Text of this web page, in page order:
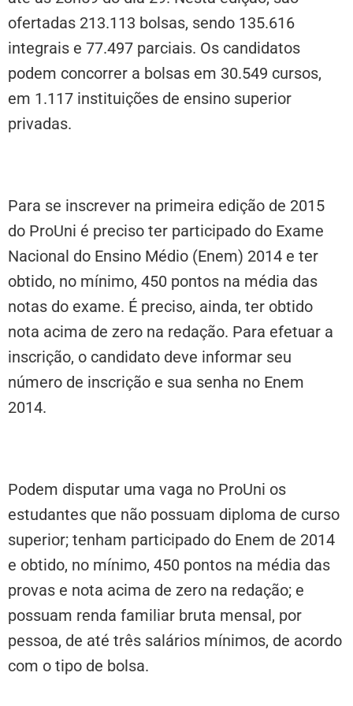
ofertadas 213.113 bolsas, sendo 135.616
integrais e 77.497 parciais. Os candidatos
podem concorrer a bolsas em 30.549 cursos,
em 1.117 instituições de ensino superior
privadas.
Para se inscrever na primeira edição de 2015
do ProUni é preciso ter participado do Exame
Nacional do Ensino Médio (Enem) 2014 e ter
obtido, no mínimo, 450 pontos na média das
notas do exame. É preciso, ainda, ter obtido
nota acima de zero na redação. Para efetuar a
inscrição, o candidato deve informar seu
número de inscrição e sua senha no Enem
2014.
Podem disputar uma vaga no ProUni os
estudantes que não possuam diploma de curso
superior; tenham participado do Enem de 2014
e obtido, no mínimo, 450 pontos na média das
provas e nota acima de zero na redação; e
possuam renda familiar bruta mensal, por
pessoa, de até três salários mínimos, de acordo
com o tipo de bolsa.